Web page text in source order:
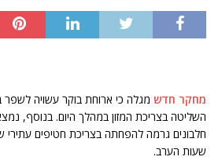
מחקר חדש מגלה כי ארוחת בוקר עשויה
השליטה בצריכת המזון במהלך היום. בנוסף,
חלבונים גרמה להפחתה בצריכת חטיפים עתירי
שעות הערב.